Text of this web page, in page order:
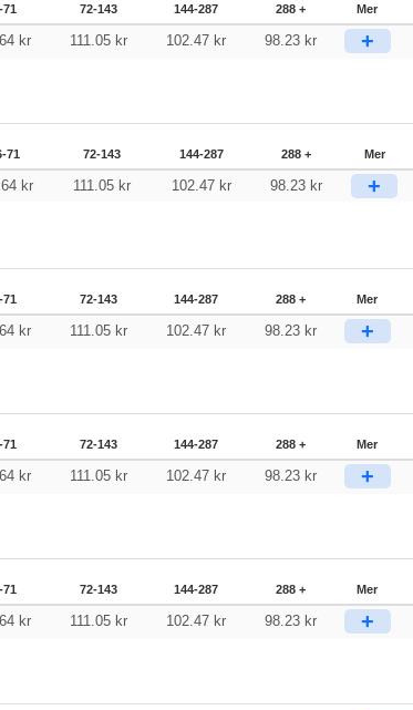
71 72-143 144-287 288 + Mer
kr 111.05 kr 102.47 kr 98.23 kr +
71 72-143 144-287 288 + Mer
kr 111.05 kr 102.47 kr 98.23 kr +
71 72-143 144-287 288 + Mer
kr 111.05 kr 102.47 kr 98.23 kr +
71 72-143 144-287 288 + Mer
kr 111.05 kr 102.47 kr 98.23 kr +
71 72-143 144-287 288 + Mer
kr 111.05 kr 102.47 kr 98.23 kr +